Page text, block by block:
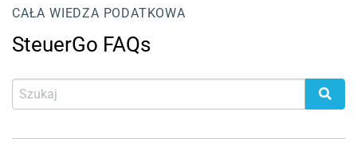
CAŁA WIEDZA PODATKOWA
SteuerGo FAQs